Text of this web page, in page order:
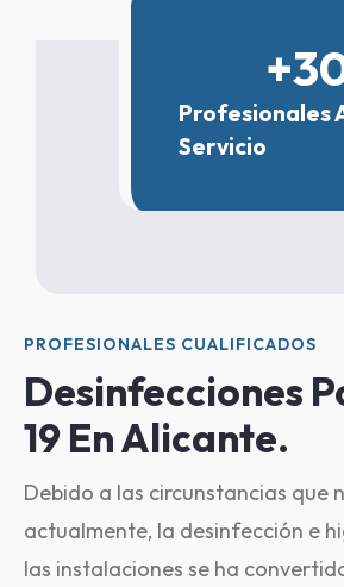
+
Profesionales
Servicio
PROFESIONALES CUALIFICADOS
Desinfecciones
19 En Alicante.
Debido a las circunstancias que
actualmente, la desinfección e
las instalaciones se ha